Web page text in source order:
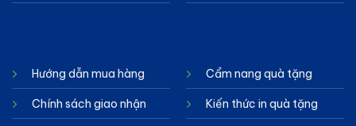
Hướng dẫn mua hàng
Chính sách giao nhận
Cẩm nang quà tặng
Kiến thức in quà tặng